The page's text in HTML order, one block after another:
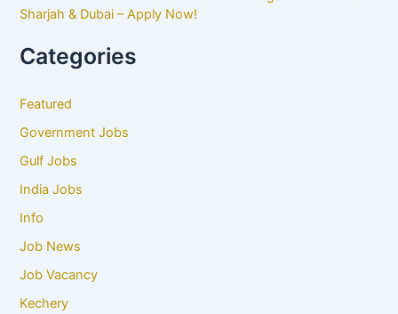
Sharjah & Dubai – Apply Now!
Categories
Featured
Government Jobs
Gulf Jobs
India Jobs
Info
Job News
Job Vacancy
Kechery